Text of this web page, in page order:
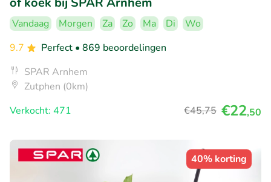
Vandaag Morgen Za Zo Ma Di
Wo
9.7
Perfect • 869 beoordelingen
SPAR Arnhem
Zutphen (0km)
Verkocht: 471
€45,75 €22,50
40% korting